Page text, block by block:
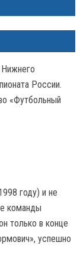
России.
«Футбольный
году) и не
команды
только в конце
успешно